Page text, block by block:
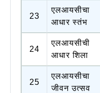
23
एलआयसीचा
आधार स्तंभ
24
एलआयसीची
आधार शिला
25
एलआयसीचा
जीवन उत्सव